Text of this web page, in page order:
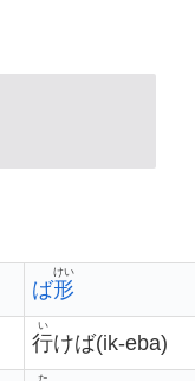
ば形
けい
行
い
けば(ik-eba)